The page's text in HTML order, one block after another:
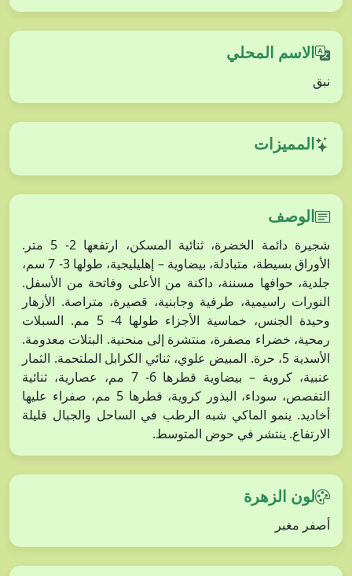
الاسم المحلي
نبق
المميزات
الوصف
شجيرة دائمة الخضرة، ثنائية المسكن، ارتفعها 2- 5 متر.
الأوراق بسيطة، متبادلة، بيضاوية – إهليليجية، طولها 3- 7 سم،
جلدية، حوافها مسننة، داكنة من الأعلى وفاتحة من الأسفل.
النورات راسيمية، طرفية وجابنية، قصيرة، متراصة. الأزهار
وحيدة الجنس، خماسية الأجزاء طولها 4- 5 مم. السبلات
رمحية، خضراء مصفرة، منتشرة إلى منحنية. البتلات معدومة.
الأسدية 5، حرة. المبيض علوي، ثنائي الكرابل الملتحمة. الثمار
عنبية، كروية – بيضاوية قطرها 6- 7 مم، عصارية، ثنائية
التفصص، سوداء، البذور كروية، قطرها 5 مم، صفراء عليها
أخاديد. ينمو الماكي شبه الرطب في الساحل والجبال قليلة
الارتفاع. ينتشر في حوض المتوسط.
لون الزهرة
أصفر مغبر